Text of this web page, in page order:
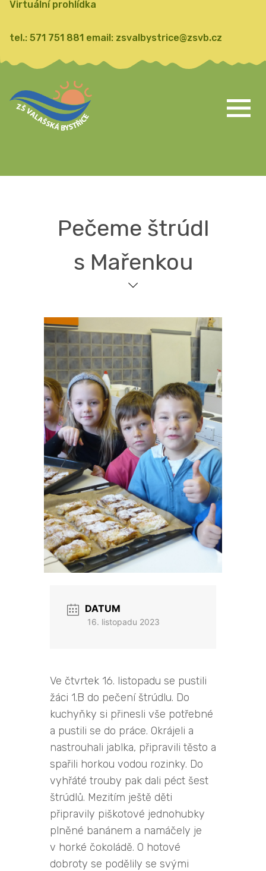
Virtuální prohlídka
tel.: 571 751 881 email: zsvalbystrice@zsvb.cz
Pečeme štrúdl
s Mařenkou
DATUM
16. listopadu 2023
Ve čtvrtek 16. listopadu se pustili
žáci 1.B do pečení štrúdlu. Do
kuchyňky si přinesli vše potřebné
a pustili se do práce. Okrájeli a
nastrouhali jablka, připravili těsto a
spařili horkou vodou rozinky. Do
vyhřáté trouby pak dali péct šest
štrúdlů. Mezitím ještě děti
připravily piškotové jednohubky
plněné banánem a namáčely je
v horké čokoládě. O hotové
dobroty se podělily se svými